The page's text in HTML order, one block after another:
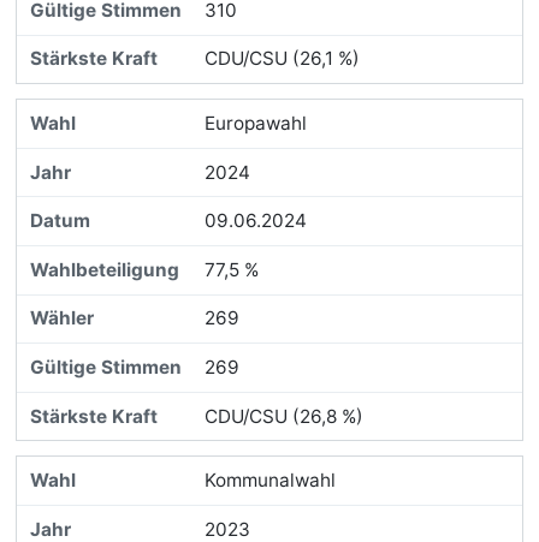
310
CDU/CSU (26,1 %)
Europawahl
2024
09.06.2024
77,5 %
269
269
CDU/CSU (26,8 %)
Kommunalwahl
2023